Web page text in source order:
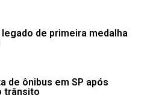
de primeira medalha
de ônibus em SP após
trânsito